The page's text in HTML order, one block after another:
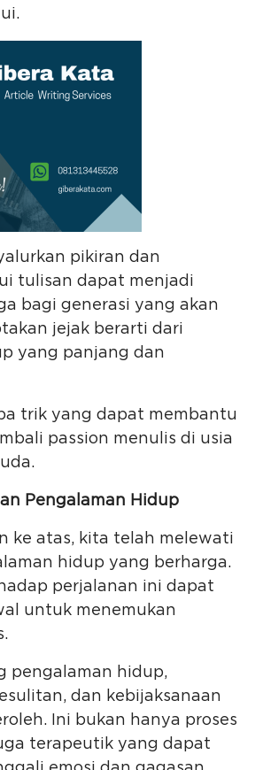
pikiran dan
tulisan dapat menjadi
bagi generasi yang akan
jejak berarti dari
yang panjang dan
trik yang dapat membantu
passion menulis di usia
Pengalaman Hidup
ke atas, kita telah melewati
hidup yang berharga.
perjalanan ini dapat
untuk menemukan
pengalaman hidup,
dan kebijaksanaan
Ini bukan hanya proses
terapeutik yang dapat